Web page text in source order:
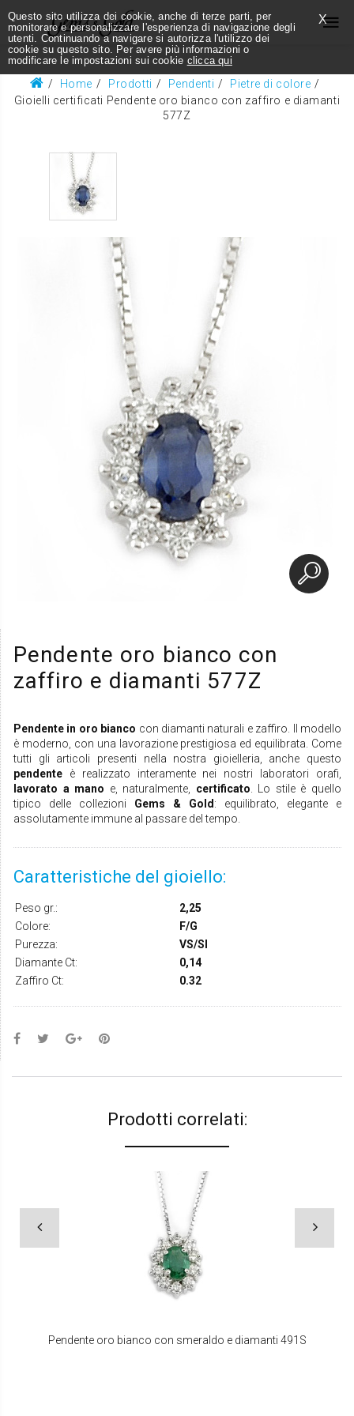
Questo sito utilizza dei cookie, anche di terze parti, per
monitorare e personalizzare l'esperienza di navigazione degli
utenti. Continuando a navigare si autorizza l'utilizzo dei
cookie su questo sito. Per avere più informazioni o
modificare le impostazioni sui cookie clicca qui
X
Home Prodotti Pendenti
Pietre di colore
Gioielli certificati Pendente oro bianco con zaffiro e diamanti
577Z
Pendente oro bianco con
zaffiro e diamanti 577Z
Pendente in oro bianco con diamanti naturali e zaffiro. Il modello
è moderno, con una lavorazione prestigiosa ed equilibrata. Come
tutti gli articoli presenti nella nostra gioielleria, anche questo
pendente è realizzato interamente nei nostri laboratori orafi,
lavorato a mano e, naturalmente, certificato. Lo stile è quello
tipico delle collezioni Gems & Gold: equilibrato, elegante e
assolutamente immune al passare del tempo.
Caratteristiche del gioiello:
Peso gr.:
2,25
Colore:
F/G
Purezza:
VS/SI
Diamante Ct:
0,14
Zaffiro Ct:
0.32
Prodotti correlati:
Pendente oro bianco con smeraldo e diamanti 491S